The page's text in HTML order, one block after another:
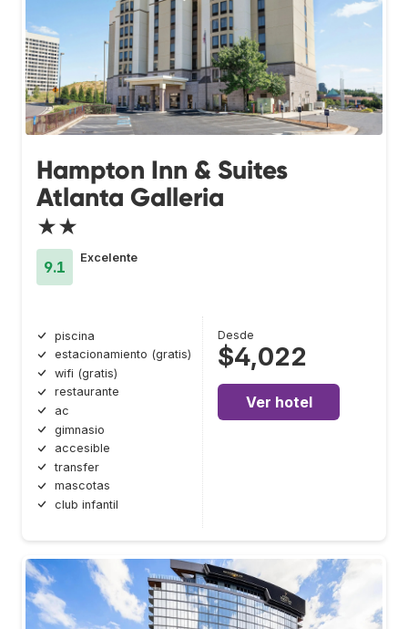
Hampton Inn & Suites
Atlanta Galleria
★★
9.1
Excelente
piscina
estacionamiento (gratis)
wifi (gratis)
restaurante
ac
gimnasio
accesible
transfer
mascotas
club infantil
Desde
$4,022
Ver hotel